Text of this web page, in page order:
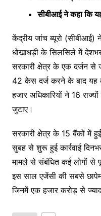
सीबीआई ने कहा कि
केंद्रीय जांच ब्यूरो
धोखाधड़ी के सिलसिले में
सरकारी क्षेत्र के एक दर्जन से
42 केस दर्ज करने के बाद यह
हजार अधिकारियों ने 16
जुटाए।
सरकारी क्षेत्र के 15 बैंकों में
सुबह से शुरू हुई कार्रवाई
मामले से संबंधित कई लोगों से
इस साल एजेंसी की सबसे
जिनमें एक हजार करोड़ से